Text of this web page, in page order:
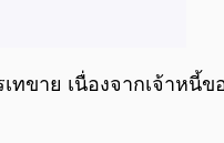
ขาย เนื่องจากเจ้าหนี้